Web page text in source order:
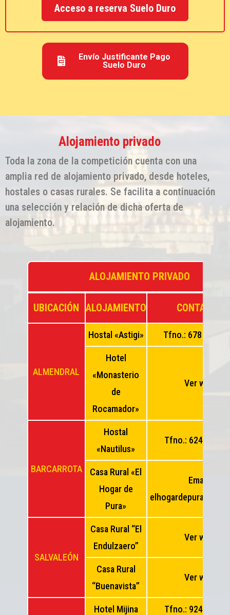
Acceso a reserva Suelo Duro
Envío Justificante Pago
Suelo Duro
Alojamiento privado
Toda la zona de la competición cuenta con una
amplia red de alojamiento privado, desde hoteles,
hostales o casas rurales. Se facilita a continuación
una selección y relación de dicha oferta de
alojamiento.
ALOJAMIENTO PRIVADO
UBICACIÓN ALOJAMIENTO CONTACTO
ALMENDRAL
Hostal «Astigi» Tfno.: 678 56 03
Hotel
«Monasterio
de
Rocamador»
Ver web
BARCARROTA
Hostal
«Nautilus»
Tfno.: 624 736
Casa Rural «El
Hogar de
Pura»
Email:
SALVALEÓN
Casa Rural “El
Endulzaero”
Ver web
Casa Rural
“Buenavista”
Ver web
Hotel Mijina Tfno.: 924 730